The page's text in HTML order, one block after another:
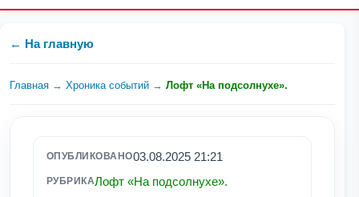
← На главную
Главная → Хроника событий → Лофт «На подсолнухе».
ОПУБЛИКОВАНО03.08.2025 21:21
РУБРИКАЛофт «На подсолнухе».